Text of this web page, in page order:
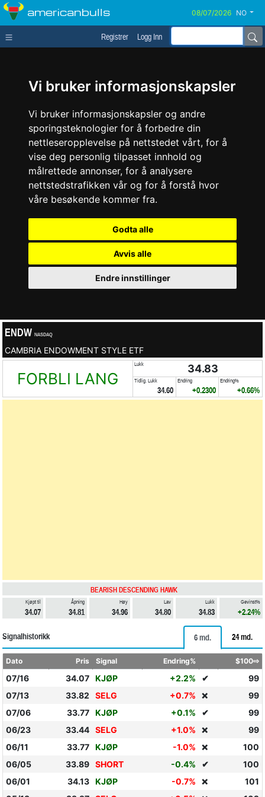
Vi bruker informasjonskapsler
Vi bruker informasjonskapsler og andre
sporingsteknologier for å forbedre din
nettleseropplevelse på nettstedet vårt, for å
vise deg personlig tilpasset innhold og
målrettede annonser, for å analysere
nettstedstrafikken vår og for å forstå hvor
våre besøkende kommer fra.
Godta alle
Avvis alle
Endre innstillinger
americanbulls NO
Registrer Logg Inn
ENDW NASDAQ
CAMBRIA ENDOWMENT STYLE ETF
FORBLI LANG
Lukk 34.83
Tidlig. Lukk
34.60
Endring
+0.2300
Endring%
+0.66%
BEARISH DESCENDING HAWK
Kjøpt til
34.07
Åpning
34.81
Høy
34.96
Lav
34.80
Lukk
34.83
Gevinst%
+2.24%
Signalhistorikk 6 md. 24 md.
Dato Pris Signal Endring% $100⇨
07/16 34.07 KJØP +2.2% ✔
99
07/13
33.82 SELG +0.7% ❌
99
07/06
33.77 KJØP +0.1% ✔
99
06/23
33.44 SELG +1.0% ❌
99
06/11
33.77 KJØP -1.0% ❌
100
06/05
33.89 SHORT -0.4% ✔
100
06/01
34.13 KJØP -0.7% ❌
101